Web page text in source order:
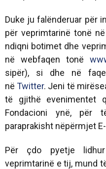
Duke ju falënderuar për
për veprimtarinë tonë
ndiqni botimet dhe
në webfaqen tonë
sipër), si dhe në
nëTwitter. Jeni të
të gjithë evenimentet
Fondacioni ynë,
paraprakisht nëpërmjet
Për çdo pyetje
veprimtarinë e tij, mund